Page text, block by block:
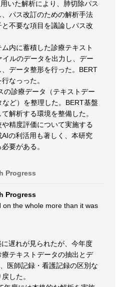
いた解析により、肺切除パス
パス改訂のための解析手法
不要な項目を議論しパス改
内に蓄積した診療テキスト
ルのデータを出力し、デー
データ整形を行った。BERT
なっった。
の診療データ（テキストデー
ど）を整理した。BERT基盤
解析する環境を整備した。
精度評価について実施する
の利活用も著しく、本研究
要がある。
Progress
Progress
the whole more than it was
遅れが見られたが、今年度
テキストデータの抽出とデ
医師記録・看護記録の区別な
した。